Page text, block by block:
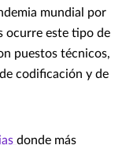
mundial por
ocurre este tipo de
puestos técnicos,
codificación y de
donde más